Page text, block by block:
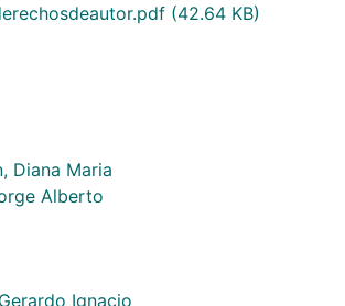
(42.64 KB)
Diana Maria
Alberto
Ignacio